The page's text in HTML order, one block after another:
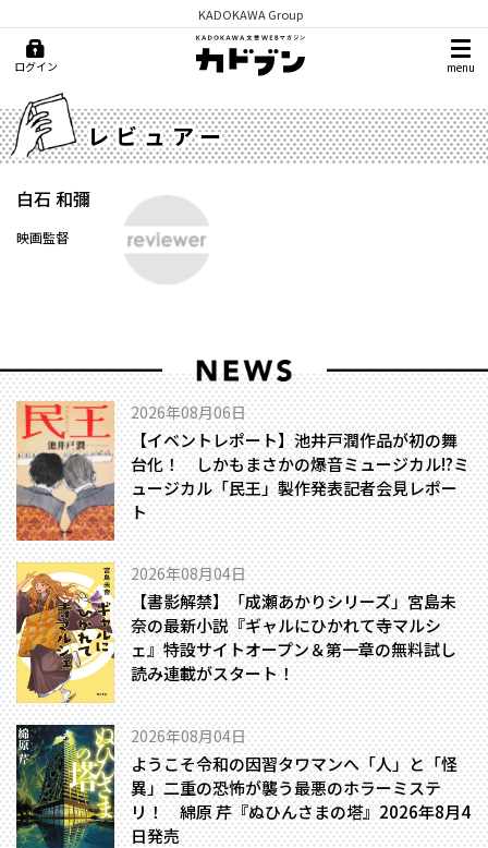
KADOKAWA Group
ログイン menu
レビュアー
白石 和彌
映画監督
2026年08月06日
【イベントレポート】池井戸潤作品が初の舞
台化！ しかもまさかの爆音ミュージカル!?――ミ
ュージカル「民王」製作発表記者会見レポー
ト
2026年08月04日
【書影解禁】「成瀬あかりシリーズ」宮島未
奈の最新小説『ギャルにひかれて寺マルシ
ェ』特設サイトオープン＆第一章の無料試し
読み連載がスタート！
2026年08月04日
ようこそ令和の因習タワマンへ――「人」と「怪
異」二重の恐怖が襲う最悪のホラーミステ
リ！ 綿原 芹『ぬひんさまの塔』2026年8月4
日発売